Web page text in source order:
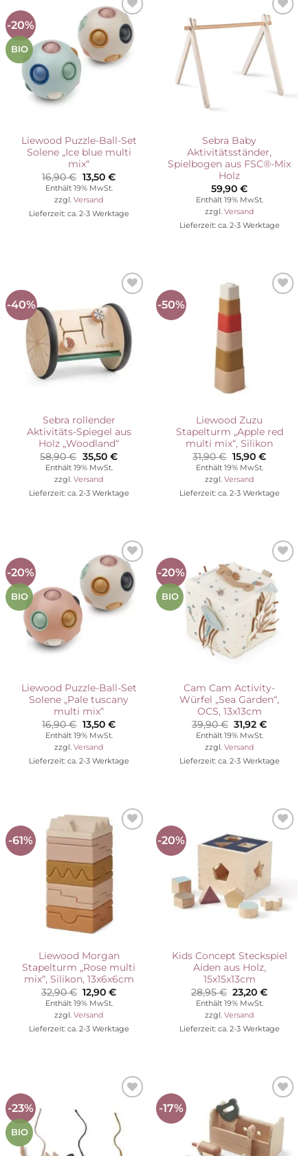
-20%
BIO
Auf die
Wunschliste
Liewood Puzzle-Ball-Set
Solene „Ice blue multi
mix“
16,90€ Ursprünglicher
Preis
war:
16,90 €
13,50 €Aktueller
Enthält 19% MwSt.
zzgl. Versand
Lieferzeit: ca. 2-3 Werktage
Auf die
Wunschliste
Sebra Baby
Aktivitätsständer,
Spielbogen aus FSC®-Mix
Holz
59,90 €
Enthält 19% MwSt.
zzgl. Versand
Lieferzeit: ca. 2-3 Werktage
-40%
Auf die
Wunschliste
Sebra rollender
Aktivitäts-Spiegel aus
Holz „Woodland“
58,90€ Ursprünglicher
Preis
war:
58,90 €
35,50 €Aktueller
Enthält 19% MwSt.
zzgl. Versand
Lieferzeit: ca. 2-3 Werktage
-50%
Wunschliste
Liewood Zuzu
Stapelturm „Apple red
multi mix“, Silikon
31,90€ Ursprünglicher
Preis
war:
31,90 €
15,90 €Aktueller
Enthält 19% MwSt.
zzgl. Versand
Lieferzeit: ca. 2-3 Werktage
-20%
BIO
Auf die
Wunschliste
Liewood Puzzle-Ball-Set
Solene „Pale tuscany
multi mix“
16,90€ Ursprünglicher
Preis
war:
16,90 €
13,50 €Aktueller
Enthält 19% MwSt.
zzgl. Versand
Lieferzeit: ca. 2-3 Werktage
-20%
BIO
Auf die
Wunschliste
Cam Cam Activity-
Würfel „Sea Garden“,
OCS, 13x13cm
39,90€ Ursprünglicher
Preis
war:
39,90 €
31,92€
Enthält 19% MwSt.
zzgl. Versand
Lieferzeit: ca. 2-3 Werktage
-61%
Auf die
Wunschliste
Liewood Morgan
Stapelturm „Rose multi
mix“, Silikon, 13x6x6cm
32,90€ Ursprünglicher
Preis
war:
32,90 €
12,90€Aktueller
Enthält 19% MwSt.
zzgl. Versand
Lieferzeit: ca. 2-3 Werktage
-20%
Auf die
Wunschliste
Kids Concept Steckspiel
Aiden aus Holz,
15x15x13cm
28,95€ Ursprünglicher
Preis
war:
28,95 €
23,20€
Enthält 19% MwSt.
zzgl. Versand
Lieferzeit: ca. 2-3 Werktage
-23%
BIO
Wunschliste
-17%
Wunschliste